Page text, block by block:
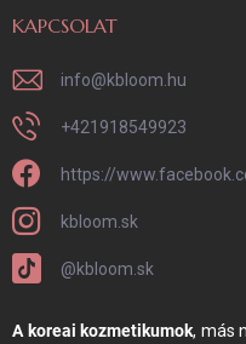
KAPCSOLAT
info@kbloom.hu
+421918549923
https://
kbloom.sk
@kbloom.sk
A koreai kozmetikumok, más